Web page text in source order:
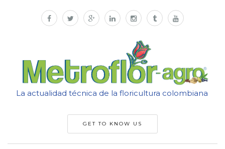
La actualidad técnica de la floricultura colombiana
GET TO KNOW US